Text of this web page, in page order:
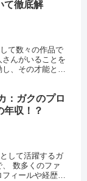
て徹底解
て数々の作品で
んがいることを
、その才能と個
：ガクのプロ
年収！？
して活躍するガ
数多くのファ
ィールや経歴、